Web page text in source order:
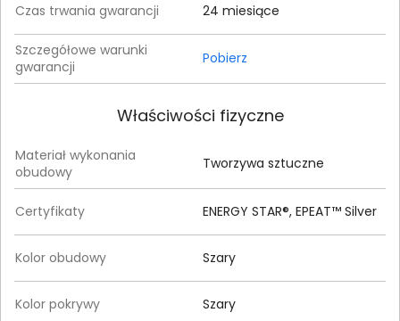
Czas trwania gwarancji 24 miesiące
Szczegółowe warunki
gwarancji
Pobierz
Właściwości fizyczne
Materiał wykonania
obudowy
Tworzywa sztuczne
Certyfikaty ENERGY STAR®, EPEAT™ Silver
Kolor obudowy Szary
Kolor pokrywy Szary